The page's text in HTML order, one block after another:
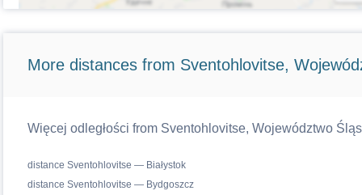
More distances from Sventohlovitse,
Więcej odległości from Sventohlovitse, Województwo
distance Sventohlovitse — Białystok
distance Sventohlovitse — Bydgoszcz